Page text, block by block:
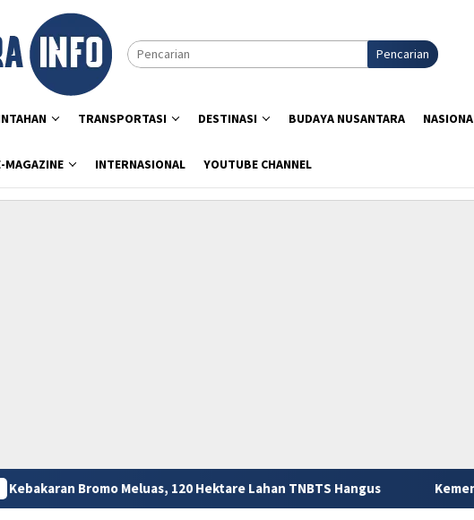
Pencarian
TRANSPORTASI DESTINASI BUDAYA NUSANTARA
MAGAZINE INTERNASIONAL YOUTUBE CHANNEL
Meluas, 120 Hektare Lahan TNBTS Hangus Kemendikdasmen